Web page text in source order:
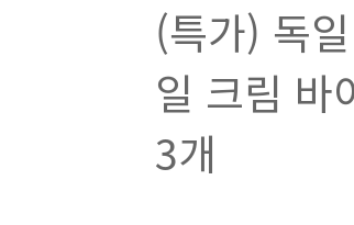
(특가) 독
일 크림
3개